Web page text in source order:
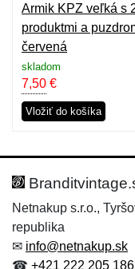
Armik KPZ veľká s
produktmi a
červená
skladom
7,50 €
Vložiť do košíka
Netnakup s.r.o.,
republika
✉ info@netnakup.sk
☎ +421 222 205 186